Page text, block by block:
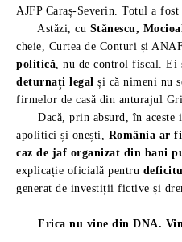
AJFP Caraș-Severin. Totul a
Astăzi, cu Stănescu,
cheie, Curtea de Conturi și
politică, nu de control fiscal. Ei
deturnați legal și că nimeni nu
firmelor de casă din anturajul
Dacă, prin absurd, în aceste
apolitici și onești, România ar
caz de jaf organizat din bani
explicație oficială pentru
generat de investiții fictive și
Frica nu vine din DNA.